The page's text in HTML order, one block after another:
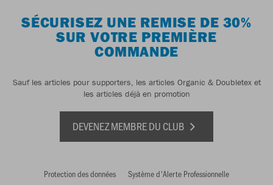
SÉCURISEZ UNE REMISE DE 30%
SUR VOTRE PREMIÈRE
COMMANDE
Sauf les articles pour supporters, les articles Organic & Doubletex et
les articles déjà en promotion
DEVENEZ MEMBRE DU CLUB
Protection des données
Système d'Alerte Professionnelle